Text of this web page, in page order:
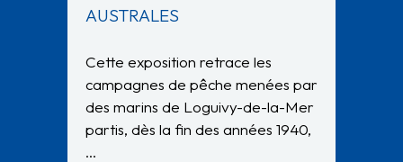
AUSTRALES
Cette exposition retrace les
campagnes de pêche menées par
des marins de Loguivy-de-la-Mer
partis, dès la fin des années 1940,
…